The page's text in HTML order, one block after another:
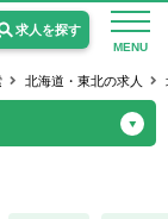
MENU
求人を探す
北海道・東北の求人